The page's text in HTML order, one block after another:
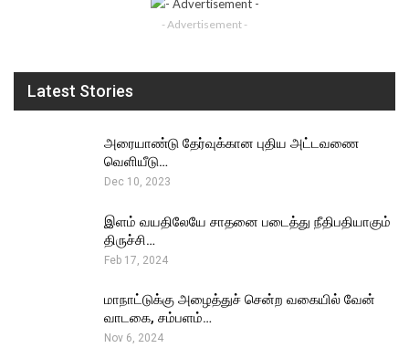
- Advertisement -
Latest Stories
அரையாண்டு தேர்வுக்கான புதிய அட்டவணை
வெளியீடு…
Dec 10, 2023
இளம் வயதிலேயே சாதனை படைத்து நீதிபதியாகும்
திருச்சி…
Feb 17, 2024
மாநாட்டுக்கு அழைத்துச் சென்ற வகையில் வேன்
வாடகை, சம்பளம்…
Nov 6, 2024